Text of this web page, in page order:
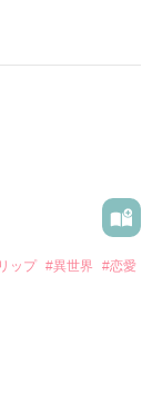
ま更新停止中
ップ #異世界
#恋愛